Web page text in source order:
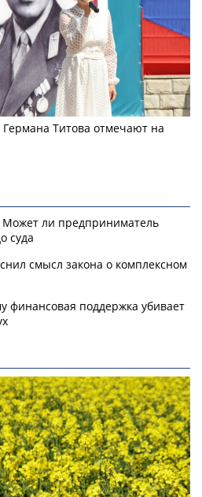
Германа Титова отмечают на
Может ли предприниматель
суда
смысл закона о комплексном
финансовая поддержка убивает